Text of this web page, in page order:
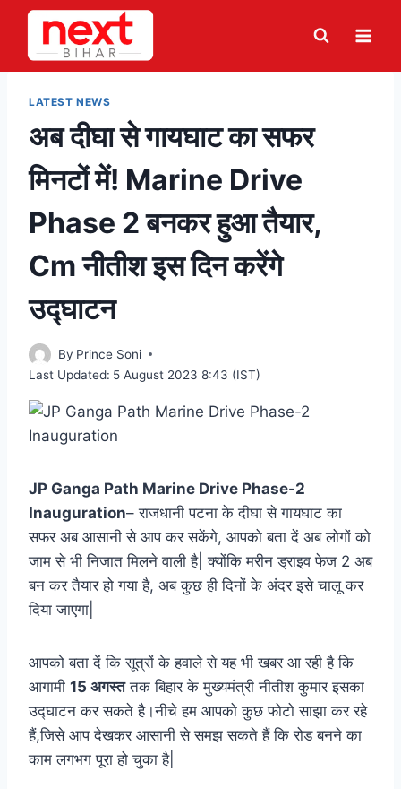
Skip
content
LATEST NEWS
अब दीघा से गायघाट का सफर
मिनटों में! Marine Drive
Phase 2 बनकर हुआ तैयार,
Cm नीतीश इस दिन करेंगे
उद्घाटन
By Prince Soni
Last Updated: 5 August 2023 8:43 (IST)
JP Ganga Path Marine Drive Phase-2
Inauguration– राजधानी पटना के दीघा से गायघाट का
सफर अब आसानी से आप कर सकेंगे, आपको बता दें अब लोगों को
जाम से भी निजात मिलने वाली है| क्योंकि मरीन ड्राइव फेज 2 अब
बन कर तैयार हो गया है, अब कुछ ही दिनों के अंदर इसे चालू कर
दिया जाएगा|
आपको बता दें कि सूत्रों के हवाले से यह भी खबर आ रही है कि
आगामी 15 अगस्ततक बिहार के मुख्यमंत्री नीतीश कुमार इसका
उद्घाटन कर सकते है।नीचे हम आपको कुछ फोटो साझा कर रहे
हैं,जिसे आप देखकर आसानी से समझ सकते हैं कि रोड बनने का
काम लगभग पूरा हो चुका है|